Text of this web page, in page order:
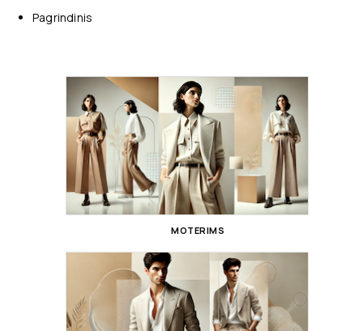
Pagrindinis
MOTERIMS